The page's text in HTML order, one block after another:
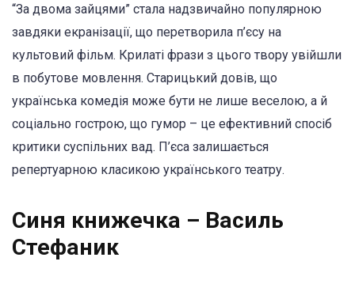
“За двома зайцями” стала надзвичайно популярною
завдяки екранізації, що перетворила п’єсу на
культовий фільм. Крилаті фрази з цього твору увійшли
в побутове мовлення. Старицький довів, що
українська комедія може бути не лише веселою, а й
соціально гострою, що гумор – це ефективний спосіб
критики суспільних вад. П’єса залишається
репертуарною класикою українського театру.
Синя книжечка – Василь
Стефаник